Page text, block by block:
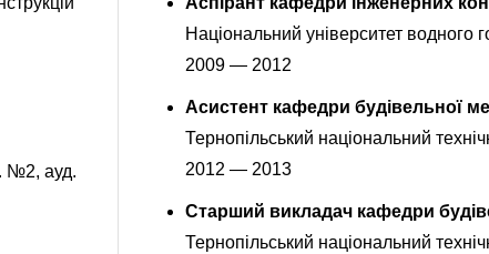
№2, ауд.
Національний університет водного
2009 — 2012
Асистент кафедри будівельної
Тернопільський національний
2012 — 2013
Старший викладач кафедри
Тернопільський національний